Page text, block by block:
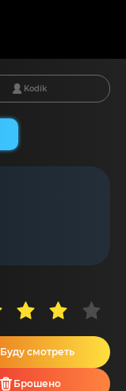
Kodik
Буду смотреть
Брошено